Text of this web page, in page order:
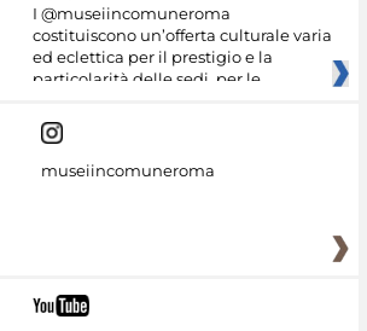
I @museiincomuneroma
costituiscono un’offerta culturale varia
ed eclettica per il prestigio e la
particolarità delle sedi, per le
museiincomuneroma